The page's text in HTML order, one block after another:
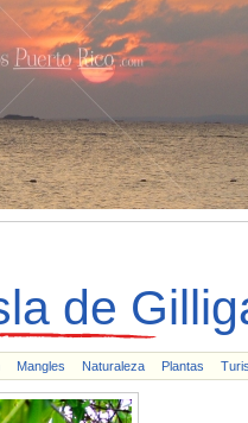
de
Mangles Naturaleza Plantas